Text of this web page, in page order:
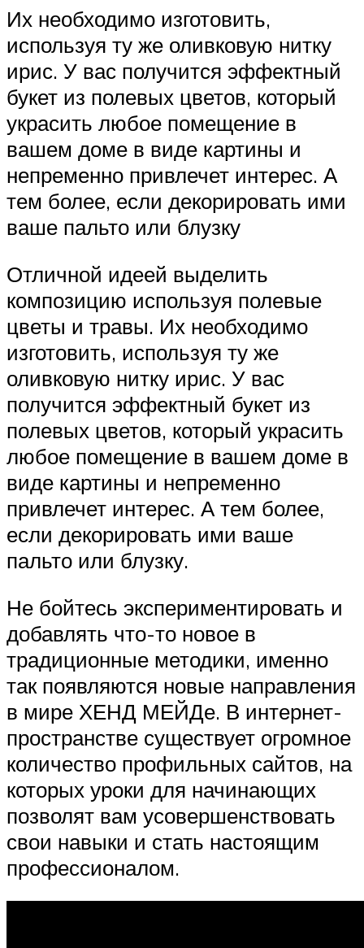
Их необходимо изготовить,
используя ту же оливковую нитку
ирис. У вас получится эффектный
букет из полевых цветов, который
украсить любое помещение в
вашем доме в виде картины и
непременно привлечет интерес. А
тем более, если декорировать ими
ваше пальто или блузку
Отличной идеей выделить
композицию используя полевые
цветы и травы. Их необходимо
изготовить, используя ту же
оливковую нитку ирис. У вас
получится эффектный букет из
полевых цветов, который украсить
любое помещение в вашем доме в
виде картины и непременно
привлечет интерес. А тем более,
если декорировать ими ваше
пальто или блузку.
Не бойтесь экспериментировать и
добавлять что-то новое в
традиционные методики, именно
так появляются новые направления
в мире ХЕНД МЕЙДе. В интернет-
пространстве существует огромное
количество профильных сайтов, на
которых уроки для начинающих
позволят вам усовершенствовать
свои навыки и стать настоящим
профессионалом.